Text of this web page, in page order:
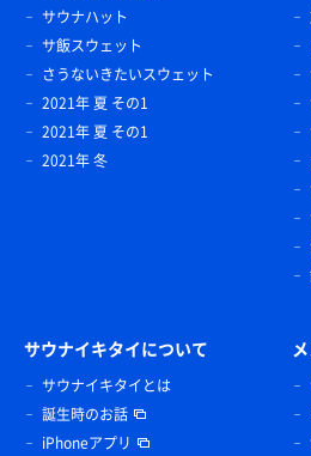
サウナハット
サ飯スウェット
さうないきたいスウェット
2021年 夏 その1
2021年 夏 その1
2021年 冬
サウナイキタイについて
サウナイキタイとは
誕生時のお話
iPhoneアプリ